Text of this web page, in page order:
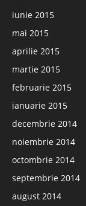
iunie 2015
mai 2015
aprilie 2015
martie 2015
februarie 2015
ianuarie 2015
decembrie 2014
noiembrie 2014
octombrie 2014
septembrie 2014
august 2014